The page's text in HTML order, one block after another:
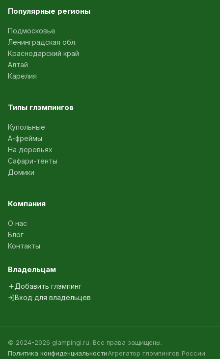
Популярные регионы
Подмосковье
Ленинградская обл.
Краснодарский край
Алтай
Карелия
Типы глэмпингов
Купольные
А-фреймы
На деревьях
Сафари-тенты
Домики
Компания
О нас
Блог
Контакты
Владельцам
Добавить глэмпинг
Вход для владельцев
© 2024-2026 glampingi.ru. Все права защищены.
Политика конфиденциальностиАгрегатор глэмпингов России